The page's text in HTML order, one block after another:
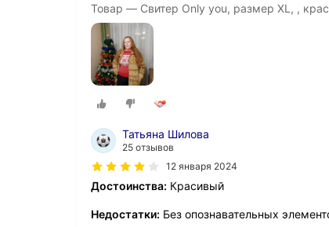
Товар — Свитер Only you, размер XL, ,
Татьяна Шилова
25 отзывов
12 января 2024
Достоинства: Красивый
Недостатки: Без опознавательных